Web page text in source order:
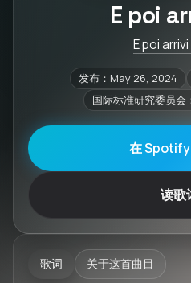
E poi
E poi
发布：May 26, 2024
国际标准研究委员会
在 Spotify
读歌
歌词 关于这首曲目